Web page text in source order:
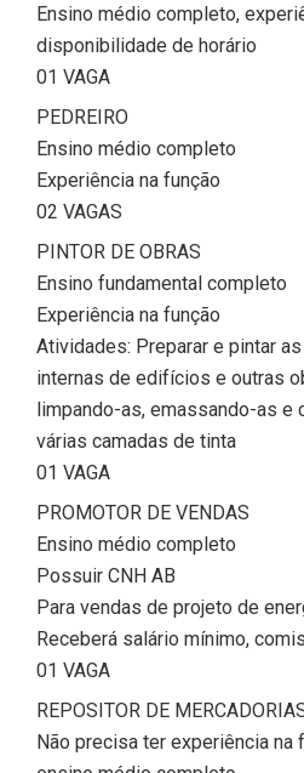
Ensino médio completo,
disponibilidade de horário
01 VAGA
PEDREIRO
Ensino médio completo
Experiência na função
02 VAGAS
PINTOR DE OBRAS
Ensino fundamental completo
Experiência na função
Atividades: Preparar e pintar
internas de edifícios e outras
limpando-as, emassando-as e
várias camadas de tinta
01 VAGA
PROMOTOR DE VENDAS
Ensino médio completo
Possuir CNH AB
Para vendas de projeto de
Receberá salário mínimo,
01 VAGA
REPOSITOR DE
Não precisa ter experiência na